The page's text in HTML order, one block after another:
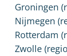
Groningen
Nijmegen
Rotterdam
Zwolle